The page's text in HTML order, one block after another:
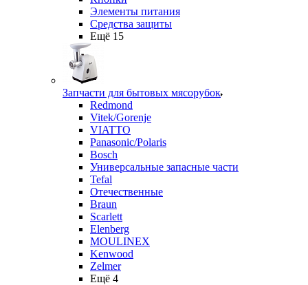
Элементы питания
Средства защиты
Ещё 15
Запчасти для бытовых мясорубок
Redmond
Vitek/Gorenje
VIATTO
Panasonic/Polaris
Bosch
Универсальные запасные части
Tefal
Отечественные
Braun
Scarlett
Elenberg
MOULINEX
Kenwood
Zelmer
Ещё 4